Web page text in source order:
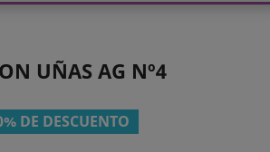
UÑAS AG Nº4
DE DESCUENTO